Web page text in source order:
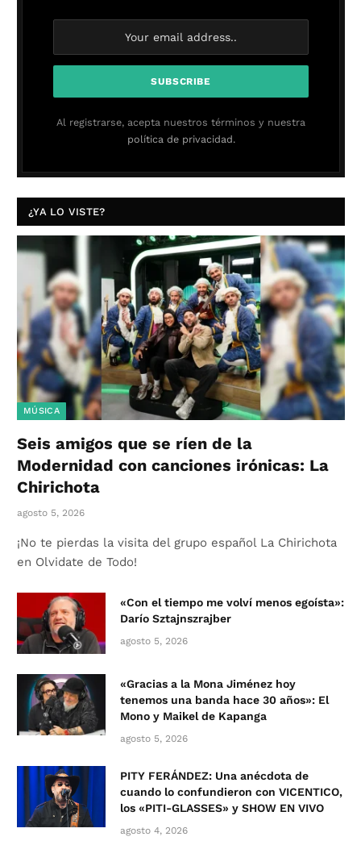
Al registrarse, acepta nuestros términos y nuestra
política de privacidad.
¿YA LO VISTE?
MÚSICA
Seis amigos que se ríen de la
Modernidad con canciones irónicas: La
Chirichota
agosto 5, 2026
¡No te pierdas la visita del grupo español La Chirichota
en Olvidate de Todo!
«Con el tiempo me volví menos egoísta»:
Darío Sztajnszrajber
agosto 5, 2026
«Gracias a la Mona Jiménez hoy
tenemos una banda hace 30 años»: El
Mono y Maikel de Kapanga
agosto 5, 2026
PITY FERÁNDEZ: Una anécdota de
cuando lo confundieron con VICENTICO,
los «PITI-GLASSES» y SHOW EN VIVO
agosto 4, 2026